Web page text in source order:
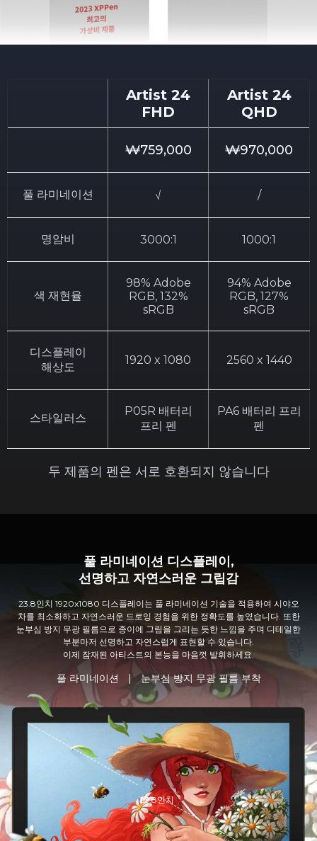
Artist 24
FHD
Artist 24
QHD
₩759,000 ₩970,000
풀 라미네이션 √ /
명암비 3000:1 1000:1
색 재현율
98% Adobe
RGB, 132%
sRGB
94% Adobe
RGB, 127%
sRGB
디스플레이
해상도
1920 x 1080 2560 x 1440
스타일러스
P05R 배터리
프리 펜
PA6 배터리 프리
펜
두 제품의 펜은 서로 호환되지 않습니다
풀 라미네이션 디스플레이,
선명하고 자연스러운 그립감
23.8인치 1920x1080 디스플레이는 풀 라미네이션 기술을 적용하여 시야오
차를 최소화하고 자연스러운 드로잉 경험을 위한 정확도를 높였습니다. 또한
눈부심 방지 무광 필름으로 종이에 그림을 그리는 듯한 느낌을 주며 디테일한
부분마저 선명하고 자연스럽게 표현할 수 있습니다.
이제 잠재된 아티스트의 본능을 마음껏 발휘하세요.
풀 라미네이션 눈부심 방지 무광 필름 부착
23.8인치